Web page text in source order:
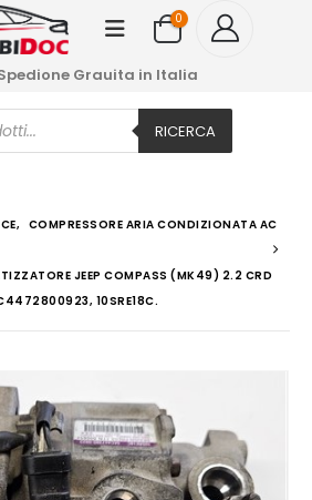
0
Grauita in Italia
RICERCA
, COMPRESSORE ARIA CONDIZIONATA AC
JEEP COMPASS (MK49) 2.2 CRD
10SRE18C.